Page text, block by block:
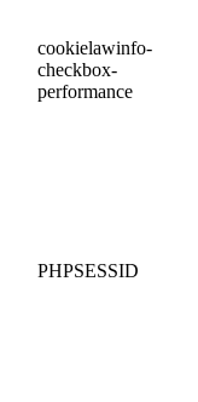
cookielawinfo-
checkbox-
performance
PHPSESSID